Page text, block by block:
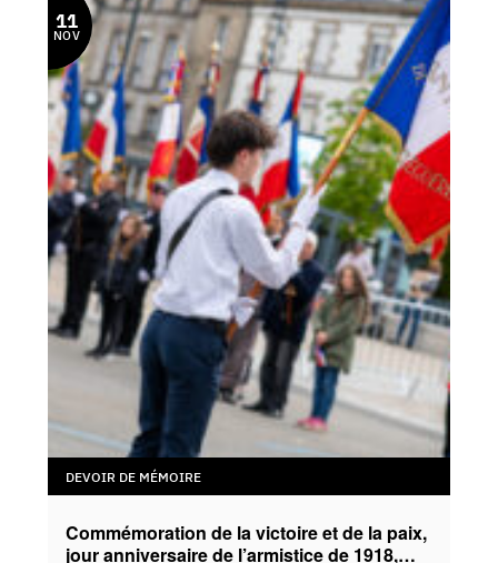
11
NOV
DEVOIR DE MÉMOIRE
Commémoration de la victoire et de la paix,
jour anniversaire de l’armistice de 1918,